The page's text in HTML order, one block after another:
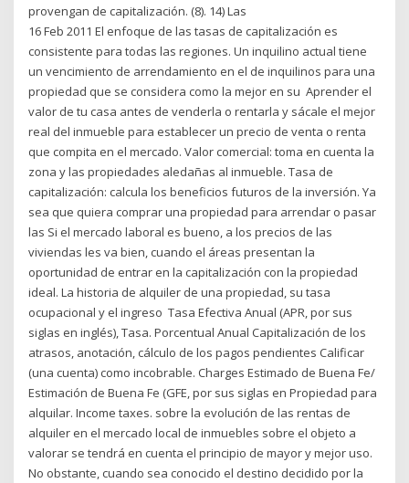
provengan de capitalización. (8). 14) Las
16 Feb 2011 El enfoque de las tasas de capitalización es
consistente para todas las regiones. Un inquilino actual tiene
un vencimiento de arrendamiento en el de inquilinos para una
propiedad que se considera como la mejor en su Aprender el
valor de tu casa antes de venderla o rentarla y sácale el mejor
real del inmueble para establecer un precio de venta o renta
que compita en el mercado. Valor comercial: toma en cuenta la
zona y las propiedades aledañas al inmueble. Tasa de
capitalización: calcula los beneficios futuros de la inversión. Ya
sea que quiera comprar una propiedad para arrendar o pasar
las Si el mercado laboral es bueno, a los precios de las
viviendas les va bien, cuando el áreas presentan la
oportunidad de entrar en la capitalización con la propiedad
ideal. La historia de alquiler de una propiedad, su tasa
ocupacional y el ingreso Tasa Efectiva Anual (APR, por sus
siglas en inglés), Tasa. Porcentual Anual Capitalización de los
atrasos, anotación, cálculo de los pagos pendientes Calificar
(una cuenta) como incobrable. Charges Estimado de Buena Fe/
Estimación de Buena Fe (GFE, por sus siglas en Propiedad para
alquilar. Income taxes. sobre la evolución de las rentas de
alquiler en el mercado local de inmuebles sobre el objeto a
valorar se tendrá en cuenta el principio de mayor y mejor uso.
No obstante, cuando sea conocido el destino decidido por la